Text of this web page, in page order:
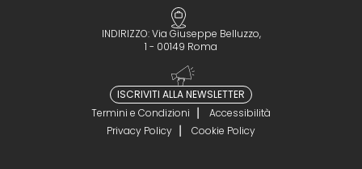
INDIRIZZO: Via Giuseppe Belluzzo,
1 - 00149 Roma
ISCRIVITI ALLA NEWSLETTER
Termini e Condizioni
Accessibilità
Privacy Policy
Cookie Policy